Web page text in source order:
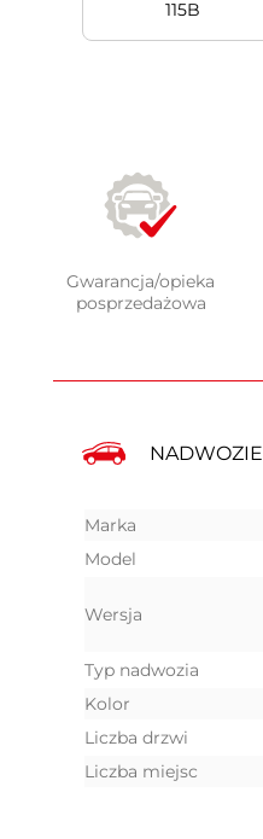
Gwarancja/opieka
posprzedażowa
NADWOZIE
Marka
Model
Wersja
Typ nadwozia
Kolor
Liczba drzwi
Liczba miejsc
115B